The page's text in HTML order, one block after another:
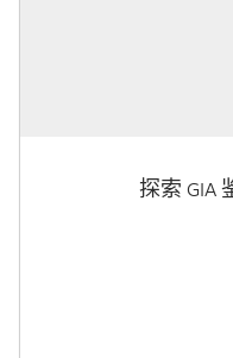
探索 GIA